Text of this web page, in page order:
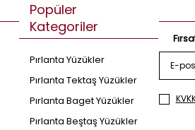
Popüler
Kategoriler
Pırlanta Yüzükler
Pırlanta Tektaş Yüzükler
Pırlanta Baget Yüzükler
Pırlanta Beştaş Yüzükler